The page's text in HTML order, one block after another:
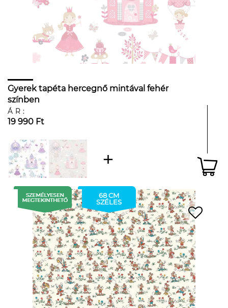
Gyerek tapéta hercegnő mintával fehér
színben
ÁR:
19 990 Ft
68 CM
SZÉLES